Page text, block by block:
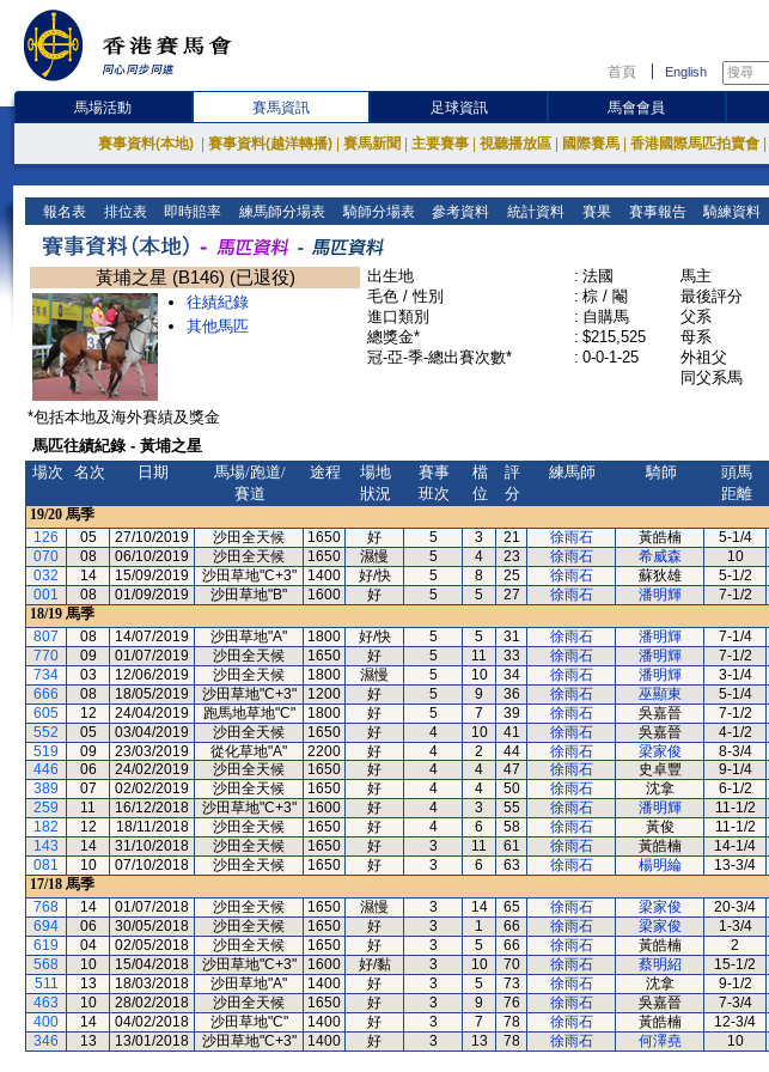
首頁 English
馬場活動 賽馬資訊 足球資訊 馬會會員
賽事資料(本地) 賽事資料(越洋轉播) 賽馬新聞 主要賽事 視聽播放區 國際賽馬 香港國際馬匹拍賣會
報名表 排位表 即時賠率 練馬師分場表 騎師分場表 參考資料 統計資料 賽果 賽事報告 騎練資料
黃埔之星 (B146) (已退役)
往績紀錄
其他馬匹
出生地 : 法國
毛色 / 性別
: 棕 / 閹
進口類別
: 自購馬
總獎金*
: $215,525
冠-亞-季-總出賽次數*
: 0-0-1-25
馬主
最後評分
父系
母系
外祖父
同父系馬
*包括本地及海外賽績及獎金
馬匹往績紀錄 - 黃埔之星
場次
名次 日期
馬場/跑道/
賽道
途程
場地
狀況
賽事
班次
檔
位
評
分
練馬師 騎師
頭馬
距離
19/20 馬季
126
05 27/10/2019 沙田全天候 1650 好 5 3 21 徐雨石 黃皓楠 5-1/4
070
08 06/10/2019 沙田全天候 1650 濕慢 5 4 23 徐雨石 希威森 10
032
14 15/09/2019 沙田草地"C+3" 1400 好/快 5 8 25 徐雨石 蘇狄雄 5-1/2
001
08 01/09/2019 沙田草地"B" 1600 好 5 5 27 徐雨石 潘明輝 7-1/2
18/19 馬季
807
08 14/07/2019 沙田草地"A" 1800 好/快 5 5 31 徐雨石 潘明輝 7-1/4
770
09 01/07/2019 沙田全天候 1650 好 5 11 33 徐雨石 潘明輝 7-1/2
734
03 12/06/2019 沙田全天候 1800 濕慢 5 10 34 徐雨石 潘明輝 3-1/4
666
08 18/05/2019 沙田草地"C+3" 1200 好 5 9 36 徐雨石 巫顯東 5-1/4
605
12 24/04/2019 跑馬地草地"C" 1800 好 5 7 39 徐雨石 吳嘉晉 7-1/2
552
05 03/04/2019 沙田全天候 1650 好 4 10 41 徐雨石 吳嘉晉 4-1/2
519
09 23/03/2019 從化草地"A" 2200 好 4 2 44 徐雨石 梁家俊 8-3/4
446
06 24/02/2019 沙田全天候 1650 好 4 4 47 徐雨石 史卓豐 9-1/4
389
07 02/02/2019 沙田全天候 1650 好 4 4 50 徐雨石 沈拿 6-1/2
259
11 16/12/2018 沙田草地"C+3" 1600 好 4 3 55 徐雨石 潘明輝 11-1/2
182
12 18/11/2018 沙田全天候 1650 好 4 6 58 徐雨石 黃俊 11-1/2
143
14 31/10/2018 沙田全天候 1650 好 3 11 61 徐雨石 黃皓楠 14-1/4
081
10 07/10/2018 沙田全天候 1650 好 3 6 63 徐雨石 楊明綸 13-3/4
17/18 馬季
768
14 01/07/2018 沙田全天候 1650 濕慢 3 14 65 徐雨石 梁家俊 20-3/4
694
06 30/05/2018 沙田全天候 1650 好 3 1 66 徐雨石 梁家俊 1-3/4
619
04 02/05/2018 沙田全天候 1650 好 3 5 66 徐雨石 黃皓楠 2
568
10 15/04/2018 沙田草地"C+3" 1600 好/黏 3 10 70 徐雨石 蔡明紹 15-1/2
511
13 18/03/2018 沙田草地"A" 1400 好 3 5 73 徐雨石 沈拿 9-1/2
463
10 28/02/2018 沙田全天候 1650 好 3 9 76 徐雨石 吳嘉晉 7-3/4
400
14 04/02/2018 沙田草地"C" 1400 好 3 7 78 徐雨石 黃皓楠 12-3/4
346
13 13/01/2018 沙田草地"C+3" 1400 好 3 13 78 徐雨石 何澤堯 10